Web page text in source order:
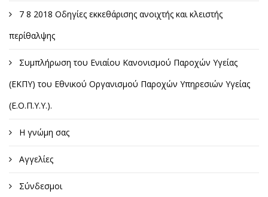
7 8 2018 Οδηγίες εκκεθάρισης ανοιχτής και κλειστής
περίθαλψης
Συμπλήρωση του Ενιαίου Κανονισμού Παροχών Υγείας
(ΕΚΠΥ) του Εθνικού Οργανισμού Παροχών Υπηρεσιών Υγείας
(Ε.Ο.Π.Υ.Υ.).
Η γνώμη σας
Αγγελίες
Σύνδεσμοι